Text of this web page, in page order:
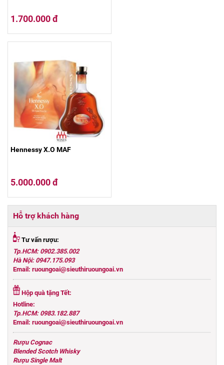
1.700.000 đ
Hennessy X.O MAF
5.000.000 đ
Hỗ trợ khách hàng
Tư vấn rượu:
Tp.HCM: 0902.385.002
Hà Nội: 0947.175.093
Email: ruoungoai@sieuthiruoungoai.vn
Hộp quà tặng Tết:
Hotline:
Tp.HCM: 0983.182.887
Email: ruoungoai@sieuthiruoungoai.vn
Rượu Cognac
Blended Scotch Whisky
Rượu Single Malt